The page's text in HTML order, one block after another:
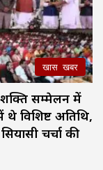
खास खबर
शक्ति सम्मेलन में
थे विशिष्ट अतिथि,
चर्चा की